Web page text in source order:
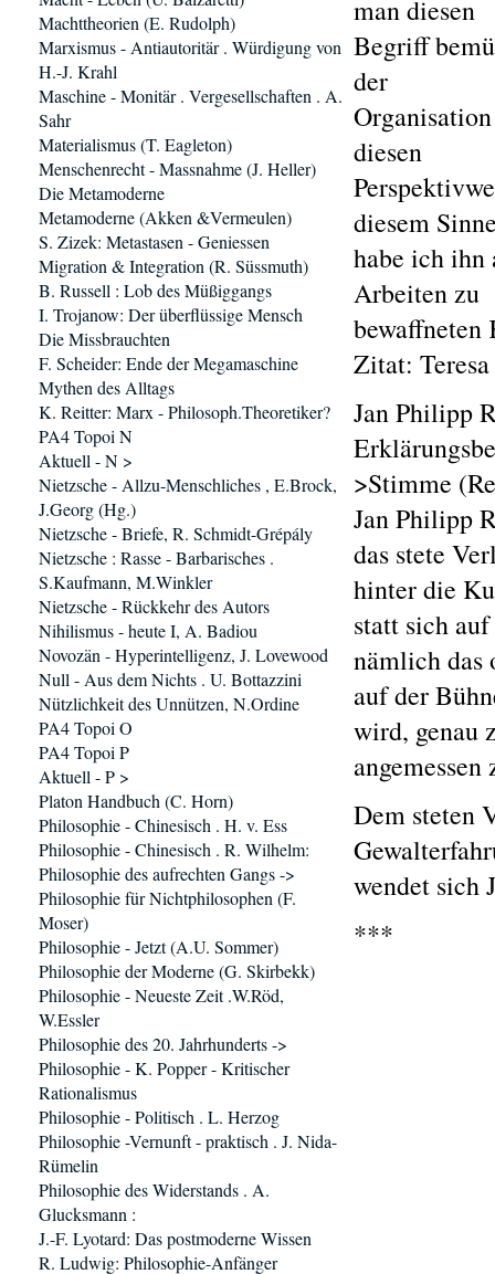
man diesen
Begriff
der
diesen
diesem
habe ich ihn
Arbeiten zu
Zitat:
Jan Philipp
>Stimme
Jan Philipp
das stete
hinter die
statt sich
nämlich das
auf der
wird, genau
Dem steten
wendet sich
***
Machttheorien (E. Rudolph)
Marxismus - Antiautoritär . Würdigung von
H.-J. Krahl
Maschine - Monitär . Vergesellschaften . A.
Sahr
Materialismus (T. Eagleton)
Menschenrecht - Massnahme (J. Heller)
Die Metamoderne
Metamoderne (Akken &Vermeulen)
S. Zizek: Metastasen - Geniessen
Migration & Integration (R. Süssmuth)
B. Russell : Lob des Müßiggangs
I. Trojanow: Der überflüssige Mensch
Die Missbrauchten
F. Scheider: Ende der Megamaschine
Mythen des Alltags
K. Reitter: Marx - Philosoph.Theoretiker?
PA4 Topoi N
Aktuell - N >
Nietzsche - Allzu-Menschliches , E.Brock,
J.Georg (Hg.)
Nietzsche - Briefe, R. Schmidt-Grépály
Nietzsche : Rasse - Barbarisches .
S.Kaufmann, M.Winkler
Nietzsche - Rückkehr des Autors
Nihilismus - heute I, A. Badiou
Novozän - Hyperintelligenz, J. Lovewood
Null - Aus dem Nichts . U. Bottazzini
Nützlichkeit des Unnützen, N.Ordine
PA4 Topoi O
PA4 Topoi P
Aktuell - P >
Platon Handbuch (C. Horn)
Philosophie - Chinesisch . H. v. Ess
Philosophie - Chinesisch . R. Wilhelm:
Philosophie des aufrechten Gangs ->
Philosophie für Nichtphilosophen (F.
Moser)
Philosophie - Jetzt (A.U. Sommer)
Philosophie der Moderne (G. Skirbekk)
Philosophie - Neueste Zeit .W.Röd,
W.Essler
Philosophie des 20. Jahrhunderts ->
Philosophie - K. Popper - Kritischer
Rationalismus
Philosophie - Politisch . L. Herzog
Philosophie -Vernunft - praktisch . J. Nida-
Rümelin
Philosophie des Widerstands . A.
Glucksmann :
J.-F. Lyotard: Das postmoderne Wissen
R. Ludwig: Philosophie-Anfänger